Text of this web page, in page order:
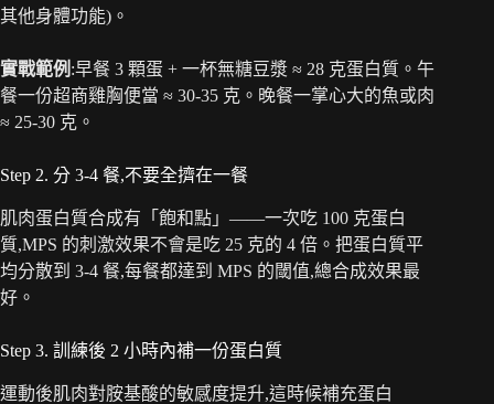
其他身體功能)。
實戰範例 :早餐 3 顆蛋 + 一杯無糖豆漿 ≈ 28 克蛋白質。午
餐一份超商雞胸便當 ≈ 30-35 克。晚餐一掌心大的魚或肉
≈ 25-30 克。
Step 2. 分 3-4 餐,不要全擠在一餐
肌肉蛋白質合成有「飽和點」——一次吃 100 克蛋白
質,MPS 的刺激效果不會是吃 25 克的 4 倍。把蛋白質平
均分散到 3-4 餐,每餐都達到 MPS 的閾值,總合成效果最
好。
Step 3. 訓練後 2 小時內補一份蛋白質
運動後肌肉對胺基酸的敏感度提升,這時候補充蛋白